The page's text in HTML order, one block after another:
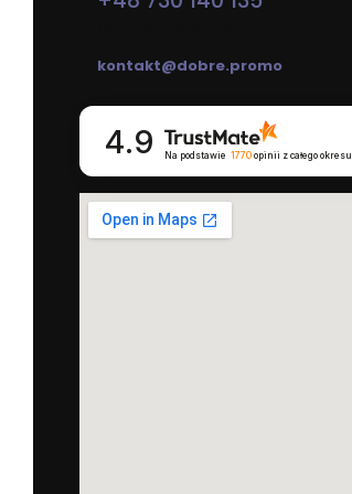
kontakt@dobre.promo
4.9 Na podstawie 1770opinii z całego okresu